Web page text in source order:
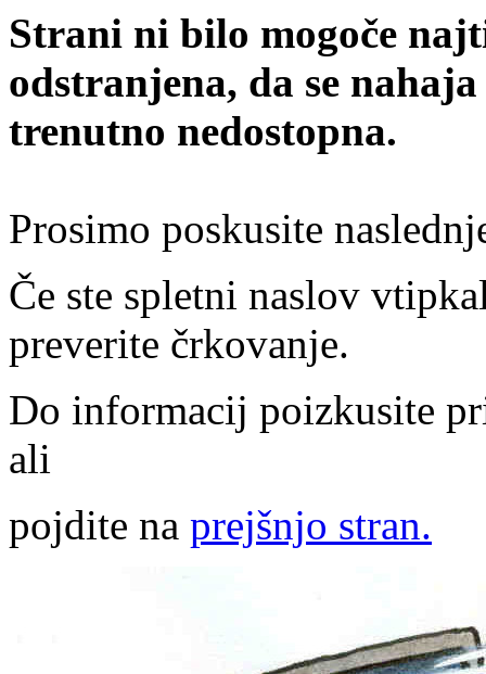
Strani ni bilo mogoče
odstranjena, da se
trenutno nedostopna.
Prosimo poskusite
Če ste spletni naslov
preverite črkovanje.
Do informacij poizkusite
ali
pojdite na prejšnjo stran.